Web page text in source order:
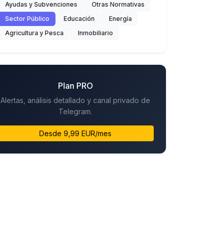
Ayudas y Subvenciones
Otras Normativas
Sector Público
Educación
Energía
Agricultura y Pesca
Inmobiliario
Plan PRO
Alertas, análisis detallado y canal privado de
Telegram.
Desde 9,99 EUR/mes